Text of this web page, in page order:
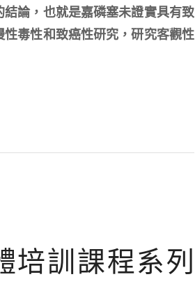
論，也就是嘉磷塞未證實具有致
毒性和致癌性研究，研究客觀性
培訓課程系列